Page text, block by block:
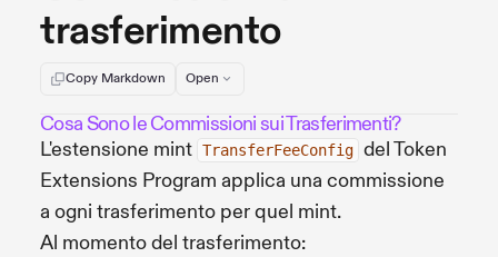
trasferimento
Copy Markdown Open
Cosa Sono le Commissioni sui Trasferimenti?
L'estensione mint TransferFeeConfig del Token
Extensions Program applica una commissione
a ogni trasferimento per quel mint.
Al momento del trasferimento: